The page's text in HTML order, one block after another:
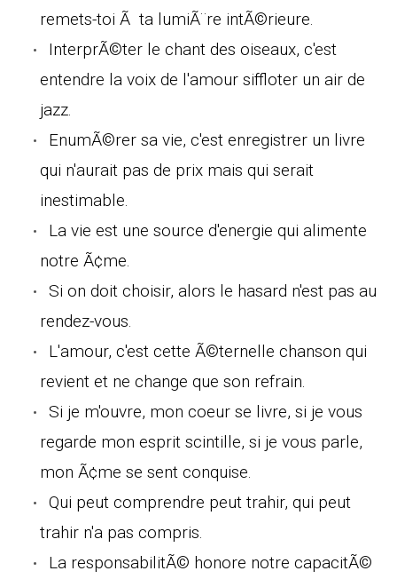
remets-toi Ã ta lumiÃ¨re intÃ©rieure.
InterprÃ©ter le chant des oiseaux, c'est
entendre la voix de l'amour siffloter un air de
jazz.
EnumÃ©rer sa vie, c'est enregistrer un livre
qui n'aurait pas de prix mais qui serait
inestimable.
La vie est une source d'energie qui alimente
notre Ã¢me.
Si on doit choisir, alors le hasard n'est pas au
rendez-vous.
L'amour, c'est cette Ã©ternelle chanson qui
revient et ne change que son refrain.
Si je m'ouvre, mon coeur se livre, si je vous
regarde mon esprit scintille, si je vous parle,
mon Ã¢me se sent conquise.
Qui peut comprendre peut trahir, qui peut
trahir n'a pas compris.
La responsabilitÃ© honore notre capacitÃ©